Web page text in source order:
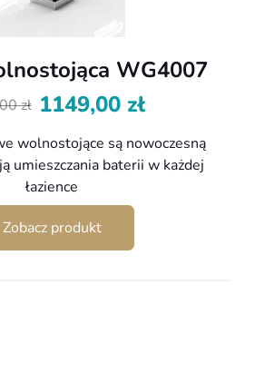
WG4007
zł
Pierwotna
cena
wynosiła:
1299,00 zł.
1149,00 zł
Aktualna
cena
wynosi:
1149,00 zł.
wolnostojące są nowoczesną
umieszczania baterii w każdej
łazience
Zobacz produkt